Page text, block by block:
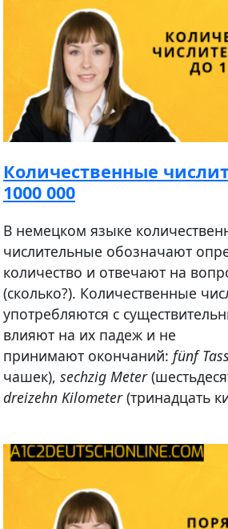
Количественные
1000 000
В немецком языке
числительные обозначают
количество и отвечают на
(сколько?). Количественные
употребляются с
влияют на их падеж и не
принимают окончаний: fünf
чашек), sechzig Meter
dreizehn Kilometer(тринадцать